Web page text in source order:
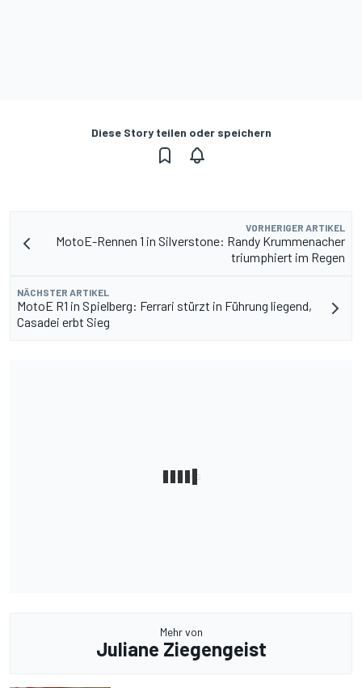
Diese Story teilen oder speichern
VORHERIGER ARTIKEL
MotoE-Rennen 1 in Silverstone: Randy Krummenacher
triumphiert im Regen
NÄCHSTER ARTIKEL
MotoE R1 in Spielberg: Ferrari stürzt in Führung liegend,
Casadei erbt Sieg
Mehr von
Juliane Ziegengeist